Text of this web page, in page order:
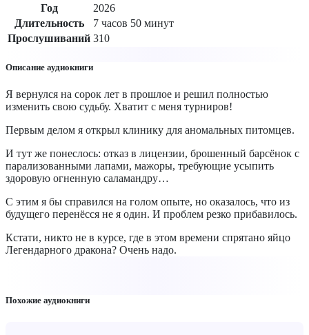
Год
2026
Длительность
7 часов 50 минут
Прослушиваний 310
Описание аудиокниги
Я вернулся на сорок лет в прошлое и решил полностью
изменить свою судьбу. Хватит с меня турниров!
Первым делом я открыл клинику для аномальных питомцев.
И тут же понеслось: отказ в лицензии, брошенный барсёнок с
парализованными лапами, мажоры, требующие усыпить
здоровую огненную саламандру…
С этим я бы справился на голом опыте, но оказалось, что из
будущего перенёсся не я один. И проблем резко прибавилось.
Кстати, никто не в курсе, где в этом времени спрятано яйцо
Легендарного дракона? Очень надо.
Похожие аудиокниги